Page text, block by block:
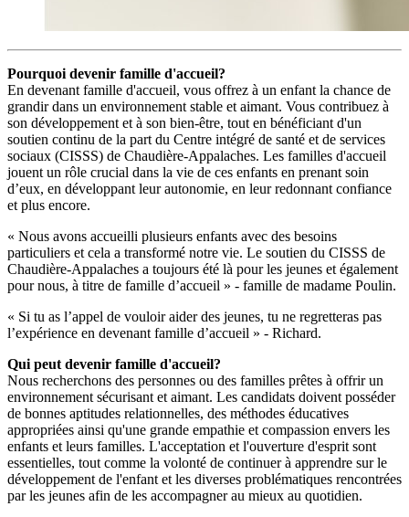
Pourquoi devenir famille d'accueil?
En devenant famille d'accueil, vous offrez à un enfant la chance de
grandir dans un environnement stable et aimant. Vous contribuez à
son développement et à son bien-être, tout en bénéficiant d'un
soutien continu de la part du Centre intégré de santé et de services
sociaux (CISSS) de Chaudière-Appalaches. Les familles d'accueil
jouent un rôle crucial dans la vie de ces enfants en prenant soin
d’eux, en développant leur autonomie, en leur redonnant confiance
et plus encore.
« Nous avons accueilli plusieurs enfants avec des besoins
particuliers et cela a transformé notre vie. Le soutien du CISSS de
Chaudière-Appalaches a toujours été là pour les jeunes et également
pour nous, à titre de famille d’accueil » - famille de madame Poulin.
« Si tu as l’appel de vouloir aider des jeunes, tu ne regretteras pas
l’expérience en devenant famille d’accueil » - Richard.
Qui peut devenir famille d'accueil?
Nous recherchons des personnes ou des familles prêtes à offrir un
environnement sécurisant et aimant. Les candidats doivent posséder
de bonnes aptitudes relationnelles, des méthodes éducatives
appropriées ainsi qu'une grande empathie et compassion envers les
enfants et leurs familles. L'acceptation et l'ouverture d'esprit sont
essentielles, tout comme la volonté de continuer à apprendre sur le
développement de l'enfant et les diverses problématiques rencontrées
par les jeunes afin de les accompagner au mieux au quotidien.